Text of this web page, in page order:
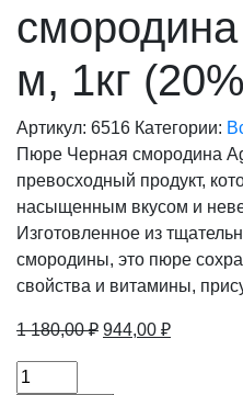
м, 1кг
Артикул: 6516 Категории:
Пюре Черная смородина
превосходный продукт,
насыщенным вкусом и
Изготовленное из
смородины, это пюре
свойства и витамины,
1 180,00₽ Первоначальная
944,00 ₽Текущая
Пюре